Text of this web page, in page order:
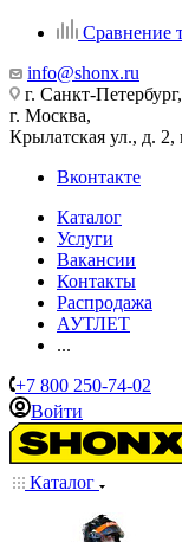
Сравнение
info@shonx.ru
г. Санкт-
г. Москва,
Крылатская ул., д. 2,
Вконтакте
Каталог
Услуги
Вакансии
Контакты
Распродажа
АУТЛЕТ
...
+7 800 250-74-02
Войти
Каталог